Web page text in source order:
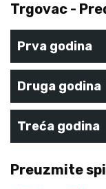
Trgovac -
Prva godina
Druga godina
Treća godina
Preuzmite